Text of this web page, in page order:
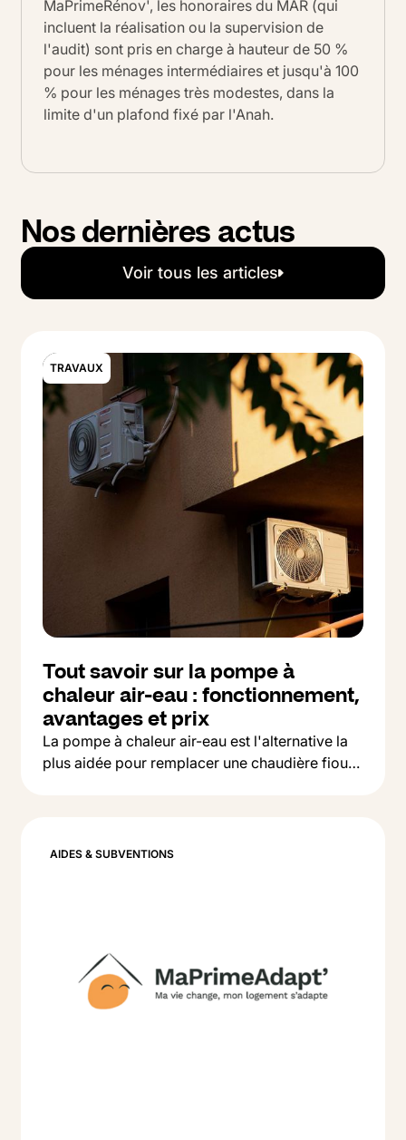
MaPrimeRénov', les honoraires du MAR (qui
incluent la réalisation ou la supervision de
l'audit) sont pris en charge à hauteur de 50 %
pour les ménages intermédiaires et jusqu'à 100
% pour les ménages très modestes, dans la
limite d'un plafond fixé par l'Anah.
Nos dernières actus
Voir tous les articles
TRAVAUX
Tout savoir sur la pompe à
chaleur air-eau : fonctionnement,
avantages et prix
La pompe à chaleur air-eau est l'alternative la
plus aidée pour remplacer une chaudière fioul
AIDES & SUBVENTIONS